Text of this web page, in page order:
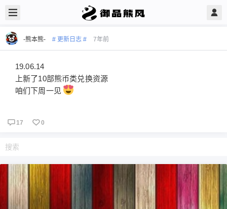
-熊本熊- # 更新日志 # 7年前
19.06.14
上新了10部熊币类兑换资源
咱们下周一见
17 0